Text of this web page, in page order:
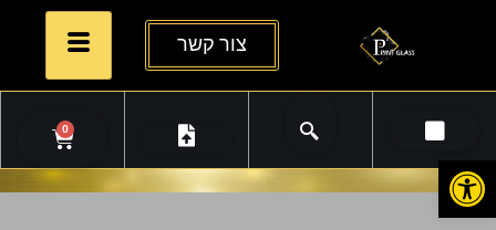
צור קשר
0
פתח סרגל נגישות